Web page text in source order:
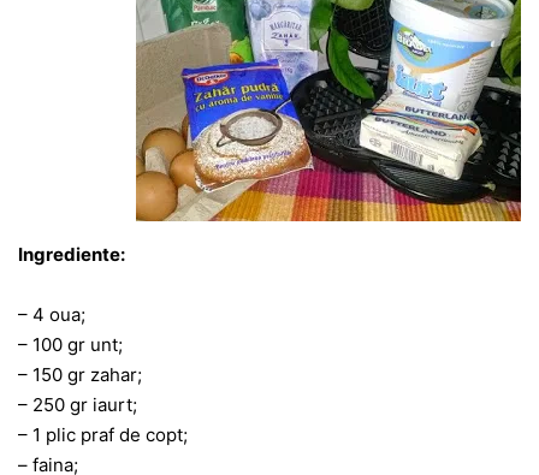
Ingrediente:
– 4 oua;
– 100 gr unt;
– 150 gr zahar;
– 250 gr iaurt;
– 1 plic praf de copt;
– faina;